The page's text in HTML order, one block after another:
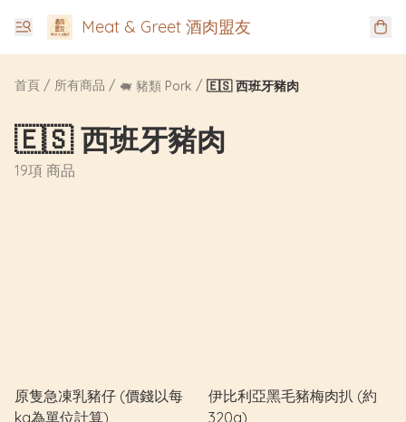
Meat & Greet 酒肉盟友
首頁 / 所有商品 / 🐖 豬類 Pork / 🇪🇸 西班牙豬肉
🇪🇸 西班牙豬肉
19項 商品
原隻急凍乳豬仔 (價錢以每
kg為單位計算)
伊比利亞黑毛豬梅肉扒 (約
320g)